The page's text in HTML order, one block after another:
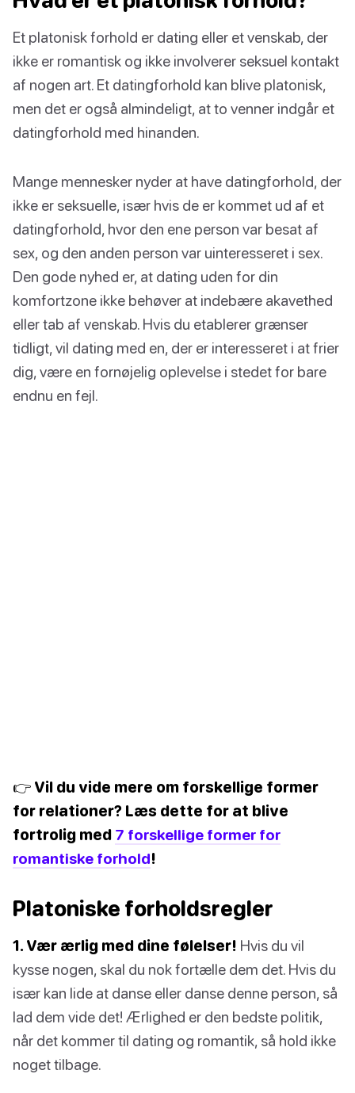
Et platonisk forhold er dating eller et venskab, der
ikke er romantisk og ikke involverer seksuel kontakt
af nogen art. Et datingforhold kan blive platonisk,
men det er også almindeligt, at to venner indgår et
datingforhold med hinanden.
Mange mennesker nyder at have datingforhold, der
ikke er seksuelle, især hvis de er kommet ud af et
datingforhold, hvor den ene person var besat af
sex, og den anden person var uinteresseret i sex.
Den gode nyhed er, at dating uden for din
komfortzone ikke behøver at indebære akavethed
eller tab af venskab. Hvis du etablerer grænser
tidligt, vil dating med en, der er interesseret i at frier
dig, være en fornøjelig oplevelse i stedet for bare
endnu en fejl.
👉 Vil du vide mere om forskellige former
for relationer? Læs dette for at blive
fortrolig med 7 forskellige former for
romantiske forhold!
Platoniske forholdsregler
1. Vær ærlig med dine følelser! Hvis du vil
kysse nogen, skal du nok fortælle dem det. Hvis du
især kan lide at danse eller danse denne person, så
lad dem vide det! Ærlighed er den bedste politik,
når det kommer til dating og romantik, så hold ikke
noget tilbage.